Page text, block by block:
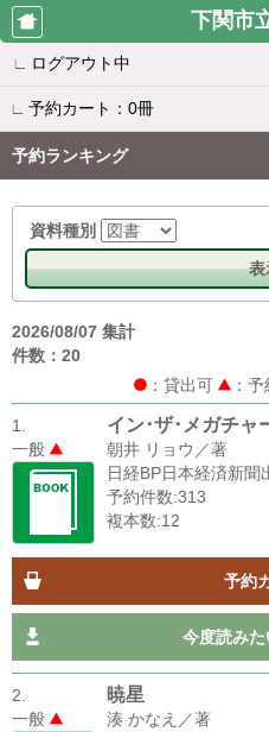
下関市
新着案
テーマ
パスワ
再発行
∟ ログアウト中
∟ 予約カート：0冊
予約ランキング
資料種別
表
2026/08/07 集計
件数：20
：貸出可
：予
1.
一般
イン･ザ･メガチャ
朝井 リョウ／著
日経BP日本経済新聞
予約件数:313
複本数:12
予約
今度読み
2.
一般
暁星
湊 かなえ／著